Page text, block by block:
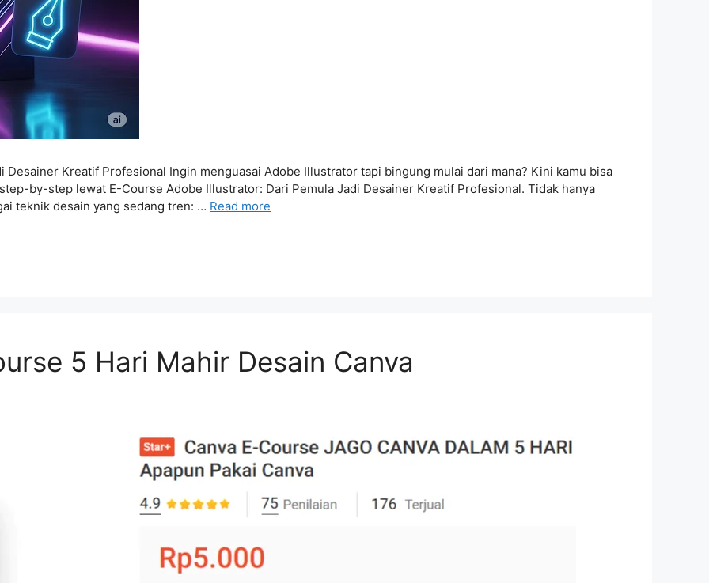
Kreatif Profesional Ingin menguasai Adobe Illustrator tapi bingung mulai dari mana? Kini kamu bisa
by-step lewat E-Course Adobe Illustrator: Dari Pemula Jadi Desainer Kreatif Profesional. Tidak hanya
teknik desain yang sedang tren: … Read more
5 Hari Mahir Desain Canva